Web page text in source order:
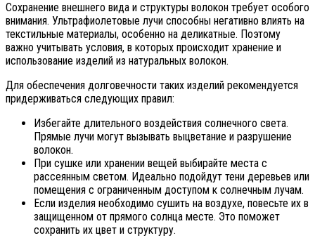
Сохранение внешнего вида и структуры волокон требует особого
внимания. Ультрафиолетовые лучи способны негативно влиять на
текстильные материалы, особенно на деликатные. Поэтому
важно учитывать условия, в которых происходит хранение и
использование изделий из натуральных волокон.
Для обеспечения долговечности таких изделий рекомендуется
придерживаться следующих правил:
Избегайте длительного воздействия солнечного света.
Прямые лучи могут вызывать выцветание и разрушение
волокон.
При сушке или хранении вещей выбирайте места с
рассеянным светом. Идеально подойдут тени деревьев или
помещения с ограниченным доступом к солнечным лучам.
Если изделия необходимо сушить на воздухе, повесьте их в
защищенном от прямого солнца месте. Это поможет
сохранить их цвет и структуру.